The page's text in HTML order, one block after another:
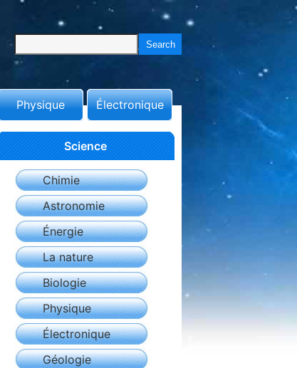
Physique Électronique
Science
Chimie
Astronomie
Énergie
La nature
Biologie
Physique
Électronique
Géologie